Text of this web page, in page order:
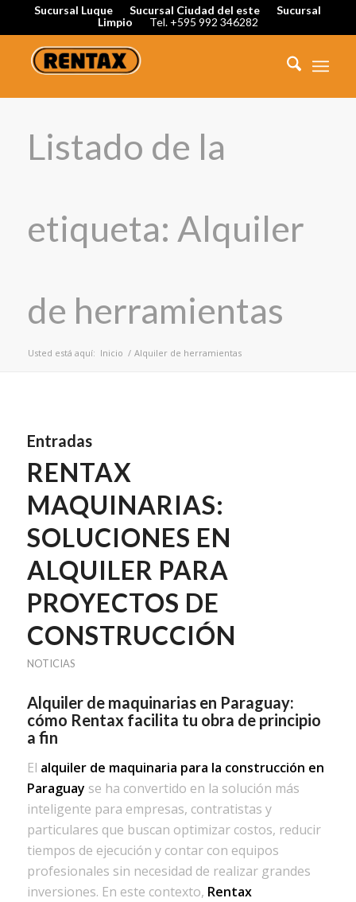
Sucursal Luque Sucursal Ciudad del este
Sucursal
Limpio
Tel. +595 992 346282
Listado de la
etiqueta: Alquiler
de herramientas
Usted está aquí: Inicio / Alquiler de herramientas
Entradas
RENTAX
MAQUINARIAS:
SOLUCIONES EN
ALQUILER PARA
PROYECTOS DE
CONSTRUCCIÓN
NOTICIAS
Alquiler de maquinarias en Paraguay:
cómo Rentax facilita tu obra de principio
a fin
El alquiler de maquinaria para la construcción en
Paraguay se ha convertido en la solución más
inteligente para empresas, contratistas y
particulares que buscan optimizar costos, reducir
tiempos de ejecución y contar con equipos
profesionales sin necesidad de realizar grandes
inversiones. En este contexto, Rentax